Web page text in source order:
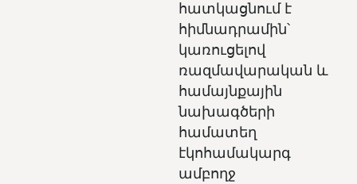
հատկացնում է
հիմնադրամին՝
կառուցելով
ռազմավարական և
համայնքային
նախագծերի
համատեղ
էկոհամակարգ
ամբողջ